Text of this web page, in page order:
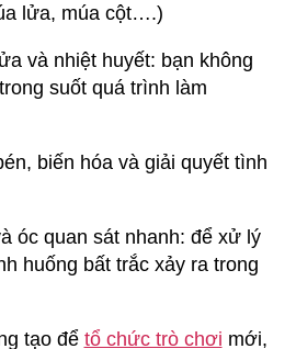
lửa, múa cột….)
và nhiệt huyết: bạn không
suốt quá trình làm
biến hóa và giải quyết tình
óc quan sát nhanh: để xử lý
huống bất trắc xảy ra trong
tạo để tổ chức trò chơi mới,